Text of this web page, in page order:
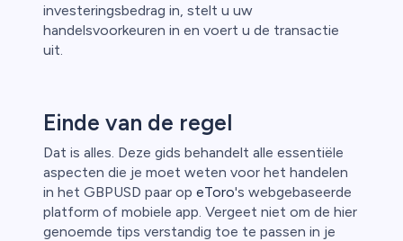
investeringsbedrag in, stelt u uw
handelsvoorkeuren in en voert u de transactie
uit.
Einde van de regel
Dat is alles. Deze gids behandelt alle essentiële
aspecten die je moet weten voor het handelen
in het GBPUSD paar op eToro's webgebaseerde
platform of mobiele app. Vergeet niet om de hier
genoemde tips verstandig toe te passen in je